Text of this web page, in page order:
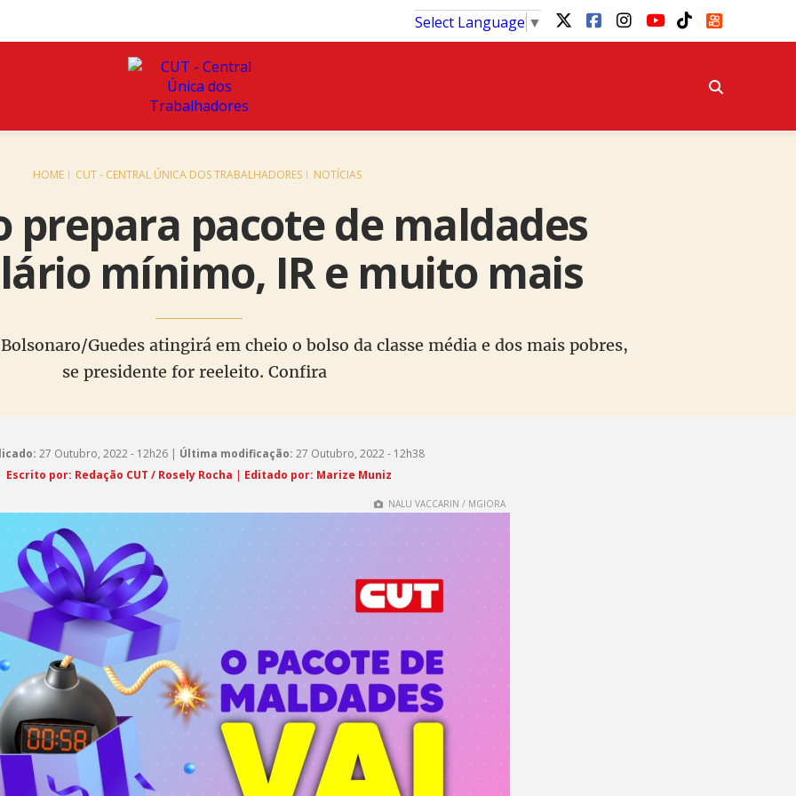
Select Language ▼
HOME CUT - CENTRAL ÚNICA DOS TRABALHADORES NOTÍCIAS
prepara pacote de maldades
mínimo, IR e muito mais
Guedes atingirá em cheio o bolso da classe média e dos mais pobres,
se presidente for reeleito. Confira
27 Outubro, 2022 - 12h26 | Última modificação: 27 Outubro, 2022 - 12h38
Escrito por: Redação CUT / Rosely Rocha | Editado por: Marize Muniz
NALU VACCARIN / MGIORA